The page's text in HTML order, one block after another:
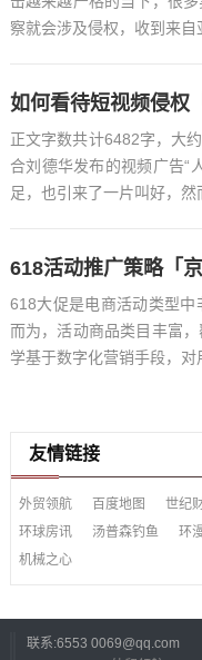
察就会涉及侵权，收到来自
正文字数共计6482字，大
合刘德华发布的视频广告“
足，也引来了一片叫好，然
618活动推广策略「
618大促是电商活动类型
而为，活动商品类目丰富
学基于数字化营销手段，对
友情链接
外贸领航 百度地图 世纪
环球房讯
汤普森钓鱼 环
机械之心
联系:6553 0069@qq.com